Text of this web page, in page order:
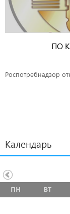
ПО
Роспотребнадзор
Календарь
пн вт